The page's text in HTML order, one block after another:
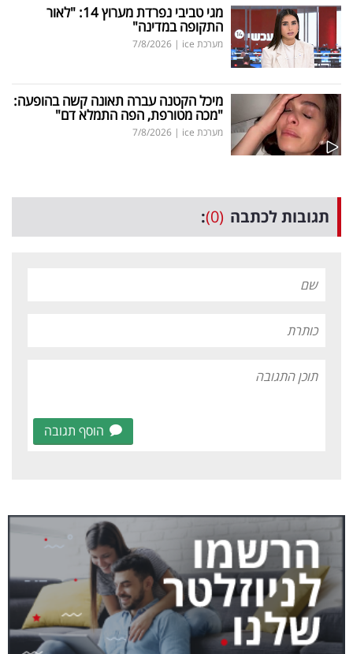
מגי טביבי נפרדת מערוץ 14: "לאור
התקופה במדינה"
מערכת ice |
7/8/2026
מיכל הקטנה עברה תאונה קשה בהופעה:
"מכה מטורפת, הפה התמלא דם"
מערכת ice |
7/8/2026
תגובות לכתבה (0)
:
הוסף תגובה